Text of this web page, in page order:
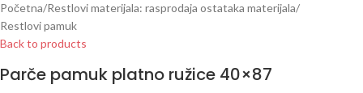
Početna/Restlovi materijala: rasprodaja ostataka materijala/
Restlovi pamuk
Back to products
Parče pamuk platno ružice 40×87